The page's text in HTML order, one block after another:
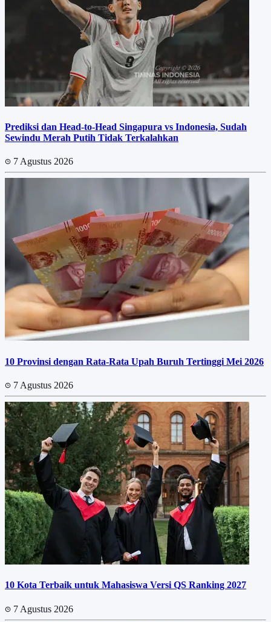
Prediksi dan Head-to-Head Singapura vs Indonesia, Sudah
Sewindu Merah Putih Tidak Terkalahkan
7 Agustus 2026
10 Provinsi dengan Rata-Rata Upah Buruh Tertinggi Mei 2026
7 Agustus 2026
10 Kota Terbaik untuk Mahasiswa Versi QS Ranking 2027
7 Agustus 2026